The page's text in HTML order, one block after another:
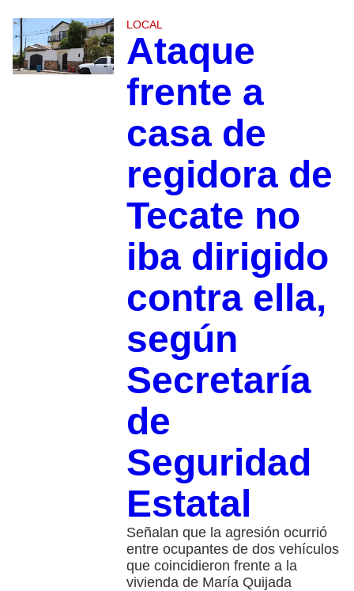
LOCAL
Ataque
frente a
casa de
regidora de
Tecate no
iba dirigido
contra ella,
según
Secretaría
de
Seguridad
Estatal
Señalan que la agresión ocurrió
entre ocupantes de dos vehículos
que coincidieron frente a la
vivienda de María Quijada